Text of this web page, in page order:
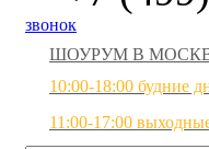
звонок
ШОУРУМ В
10:00-18:00 будние
11:00-17:00